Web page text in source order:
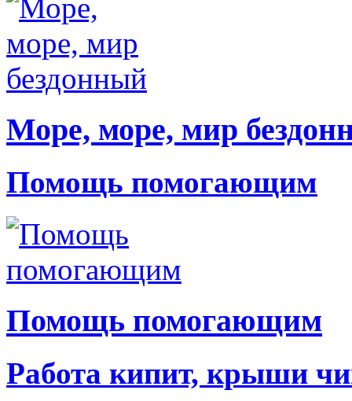
Море, море, мир
Помощь помогающим
Помощь помогающим
Работа кипит, крыши